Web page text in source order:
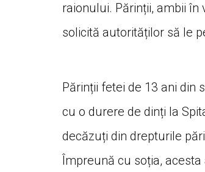
raionului. Părinții, ambii
solicită autorităților să le
Părinții fetei de 13 ani din
cu o durere de dinți la
decăzuți din drepturile
Împreună cu soția,